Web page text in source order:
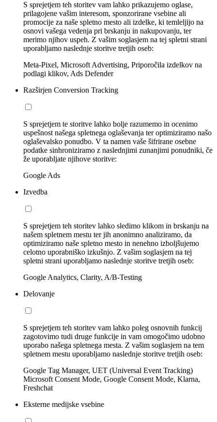
S sprejetjem teh storitev vam lahko prikazujemo oglase,
prilagojene vašim interesom, sponzorirane vsebine ali
promocije za naše spletno mesto ali izdelke, ki temleljijo na
osnovi vašega vedenja pri brskanju in nakupovanju, ter
merimo njihov uspeh. Z vašim soglasjem na tej spletni strani
uporabljamo naslednje storitve tretjih oseb:
Meta-Pixel, Microsoft Advertising, Priporočila izdelkov na
podlagi klikov, Ads Defender
Razširjen Conversion Tracking
S sprejetjem te storitve lahko bolje razumemo in ocenimo
uspešnost našega spletnega oglaševanja ter optimiziramo našo
oglaševalsko ponudbo. V ta namen vaše šifrirane osebne
podatke sinhroniziramo z naslednjimi zunanjimi ponudniki, če
že uporabljate njihove storitve:
Google Ads
Izvedba
S sprejetjem teh storitev lahko sledimo klikom in brskanju na
našem spletnem mestu ter jih anonimno analiziramo, da
optimiziramo naše spletno mesto in nenehno izboljšujemo
celotno uporabniško izkušnjo. Z vašim soglasjem na tej
spletni strani uporabljamo naslednje storitve tretjih oseb:
Google Analytics, Clarity, A/B-Testing
Delovanje
S sprejetjem teh storitev vam lahko poleg osnovnih funkcij
zagotovimo tudi druge funkcije in vam omogočimo udobno
uporabo našega spletnega mesta. Z vašim soglasjem na tem
spletnem mestu uporabljamo naslednje storitve tretjih oseb:
Google Tag Manager, UET (Universal Event Tracking)
Microsoft Consent Mode, Google Consent Mode, Klarna,
Freshchat
Eksterne medijske vsebine